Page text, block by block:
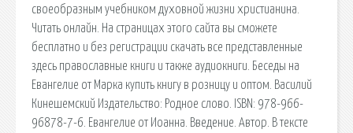
своеобразным учебником духовной жизни христианина.
Читать онлайн. На страницах этого сайта вы сможете
бесплатно и без регистрации скачать все представленные
здесь православные книги и также аудиокниги. Беседы на
Евангелие от Марка купить книгу в розницу и оптом. Василий
Кинешемский Издательство: Родное слово. ISBN: 978-966-
96878-7-6. Евангелие от Иоанна. Введение. Автор. В тексте